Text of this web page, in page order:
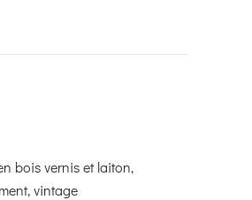
bois vernis et laiton,
vintage